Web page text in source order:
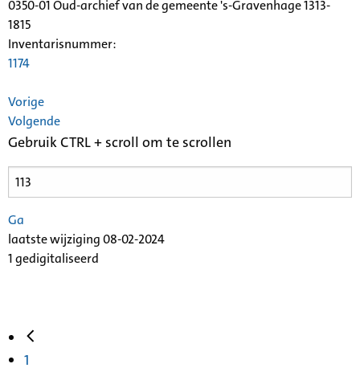
0350-01 Oud-archief van de gemeente 's-Gravenhage 1313-
1815
Inventarisnummer:
1174
Vorige
Volgende
Gebruik CTRL + scroll om te scrollen
Ga
laatste wijziging 08-02-2024
1 gedigitaliseerd
1